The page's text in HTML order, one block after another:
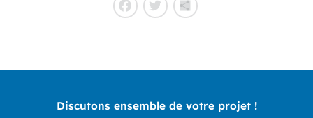
Discutons ensemble de votre projet !